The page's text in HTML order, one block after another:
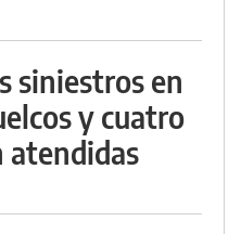
siniestros en
y cuatro
atendidas